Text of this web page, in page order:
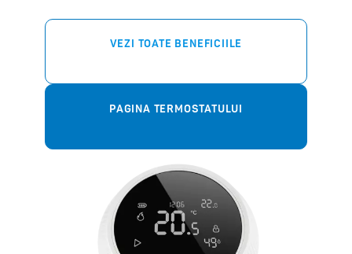
VEZI TOATE BENEFICIILE
PAGINA TERMOSTATULUI